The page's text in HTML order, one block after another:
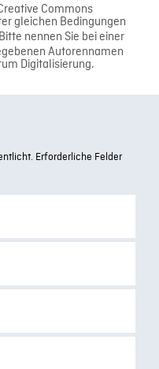
Commons
gleichen Bedingungen
nennen Sie bei einer
Autorennamen
Digitalisierung.
Erforderliche Felder